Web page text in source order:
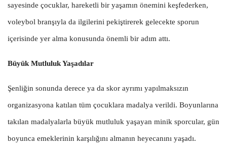
sayesinde çocuklar, hareketli bir yaşamın önemini keşfederken,
voleybol branşıyla da ilgilerini pekiştirerek gelecekte sporun
içerisinde yer alma konusunda önemli bir adım attı.
Büyük Mutluluk Yaşadılar
Şenliğin sonunda derece ya da skor ayrımı yapılmaksızın
organizasyona katılan tüm çocuklara madalya verildi. Boyunlarına
takılan madalyalarla büyük mutluluk yaşayan minik sporcular, gün
boyunca emeklerinin karşılığını almanın heyecanını yaşadı.